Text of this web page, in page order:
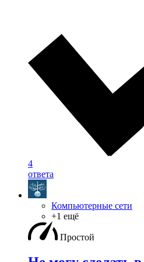
4
ответа
Компьютерные сети
+1 ещё
Простой